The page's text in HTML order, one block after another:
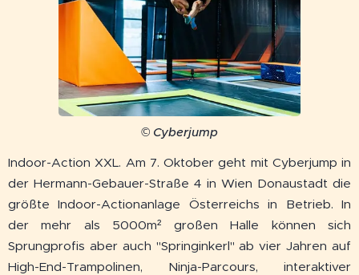
© Cyberjump
Indoor-Action XXL. Am 7. Oktober geht mit Cyberjump in
der Hermann-Gebauer-Straße 4 in Wien Donaustadt die
größte Indoor-Actionanlage Österreichs in Betrieb. In
der mehr als 5000m² großen Halle können sich
Sprungprofis aber auch "Springinkerl" ab vier Jahren auf
High-End-Trampolinen, Ninja-Parcours, interaktiver